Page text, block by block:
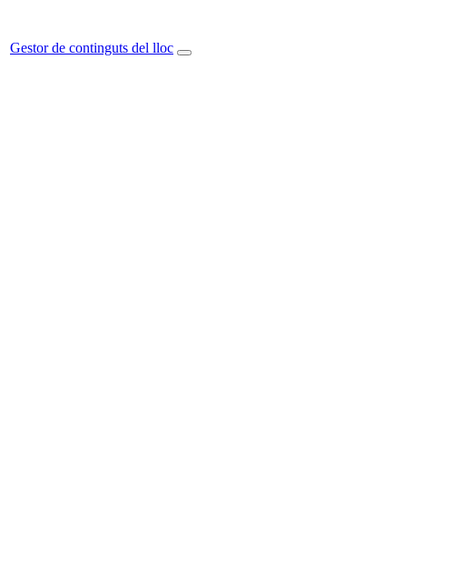
Gestor de continguts del lloc